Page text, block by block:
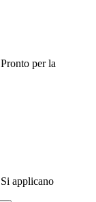
Pronto per la
Si applicano